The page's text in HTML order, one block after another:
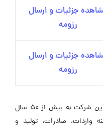
جزئیات و ارسال
رزومه
جزئیات و ارسال
رزومه
درباره سبز بهار فارس، سابقه فعالیت این شرکت به بیش از 50 سال
واردات، صادرات، تولید و